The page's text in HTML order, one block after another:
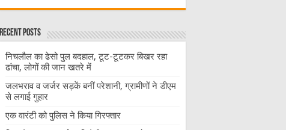
Recent Posts
निचलौल का ढेसो पुल बदहाल, टूट-टूटकर बिखर रहा
ढांचा, लोगों की जान खतरे में
जलभराव व जर्जर सड़कें बनीं परेशानी, ग्रामीणों ने डीएम
से लगाई गुहार
एक वारंटी को पुलिस ने किया गिरफ्तार